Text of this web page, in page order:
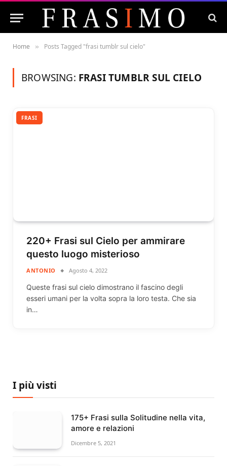
Home » Posts Tagged "frasi tumblr sul cielo"
BROWSING: FRASI TUMBLR SUL CIELO
FRASI
220+ Frasi sul Cielo per ammirare
questo luogo misterioso
ANTONIO Agosto 4, 2022
Queste frasi sul cielo dimostrano il fascino degli
esseri umani per la volta sopra la loro testa. Che sia
in…
I più visti
175+ Frasi sulla Solitudine nella vita,
amore e relazioni
Dicembre 5, 2021